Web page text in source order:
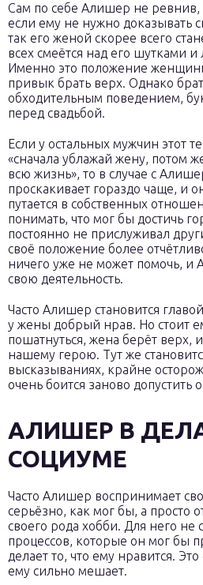
Сам по себе Алишер не ревнив,
если ему не нужно доказывать
так его женой скорее всего
всех смеётся над его шутками и
Именно это положение
привык брать верх. Однако
обходительным поведением,
перед свадьбой.
Если у остальных мужчин этот
«сначала ублажай жену, потом
всю жизнь», то в случае с
проскакивает гораздо чаще, и
путается в собственных
понимать, что мог бы достичь
постоянно не прислуживал
своё положение более
ничего уже не может помочь, и
свою деятельность.
Часто Алишер становится
у жены добрый нрав. Но стоит
пошатнуться, жена берёт верх,
нашему герою. Тут же
высказываниях, крайне
очень боится заново допустить
АЛИШЕР В
СОЦИУМЕ
Часто Алишер воспринимает
серьёзно, как мог бы, а просто
своего рода хобби. Для него не
процессов, которые он мог бы
делает то, что ему нравится.
ему сильно мешает.